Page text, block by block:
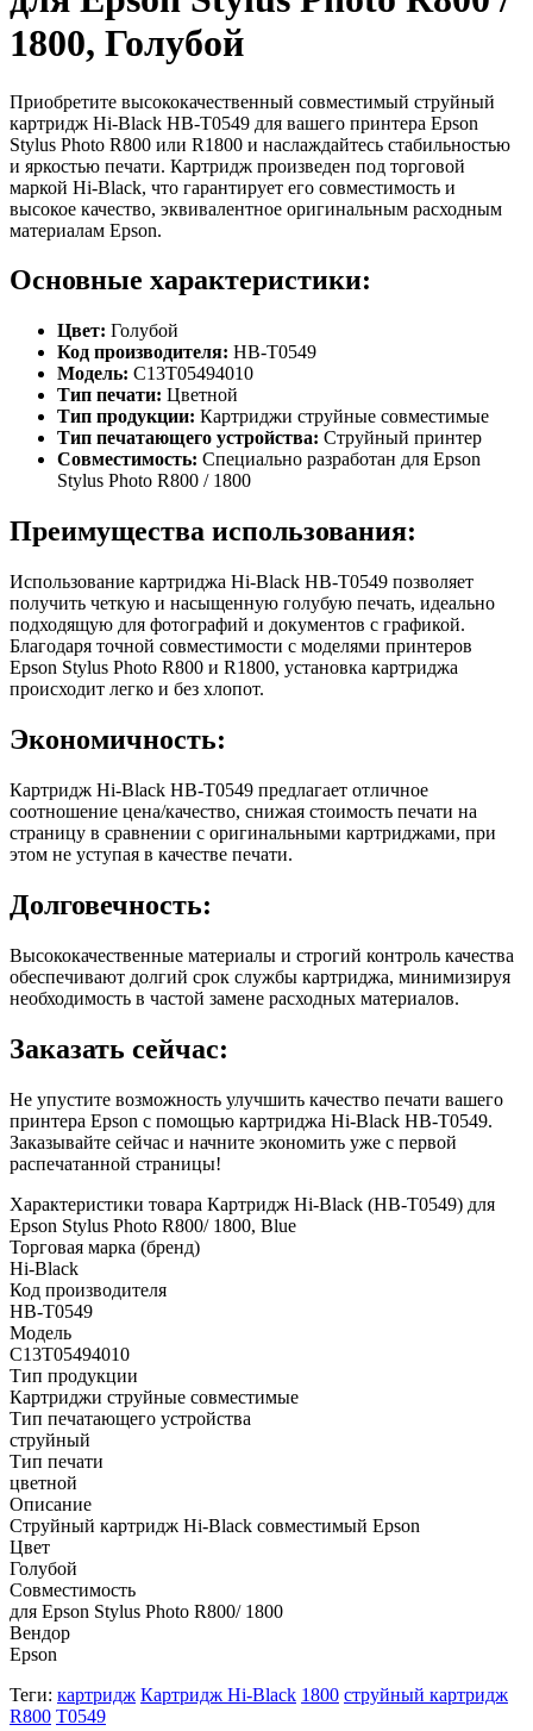
1800, Голубой
Приобретите высококачественный совместимый струйный
картридж Hi-Black HB-T0549 для вашего принтера Epson
Stylus Photo R800 или R1800 и наслаждайтесь стабильностью
и яркостью печати. Картридж произведен под торговой
маркой Hi-Black, что гарантирует его совместимость и
высокое качество, эквивалентное оригинальным расходным
материалам Epson.
Основные характеристики:
Цвет: Голубой
Код производителя: HB-T0549
Модель: C13T05494010
Тип печати: Цветной
Тип продукции: Картриджи струйные совместимые
Тип печатающего устройства: Струйный принтер
Совместимость: Специально разработан для Epson
Stylus Photo R800 / 1800
Преимущества использования:
Использование картриджа Hi-Black HB-T0549 позволяет
получить четкую и насыщенную голубую печать, идеально
подходящую для фотографий и документов с графикой.
Благодаря точной совместимости с моделями принтеров
Epson Stylus Photo R800 и R1800, установка картриджа
происходит легко и без хлопот.
Экономичность:
Картридж Hi-Black HB-T0549 предлагает отличное
соотношение цена/качество, снижая стоимость печати на
страницу в сравнении с оригинальными картриджами, при
этом не уступая в качестве печати.
Долговечность:
Высококачественные материалы и строгий контроль качества
обеспечивают долгий срок службы картриджа, минимизируя
необходимость в частой замене расходных материалов.
Заказать сейчас:
Не упустите возможность улучшить качество печати вашего
принтера Epson с помощью картриджа Hi-Black HB-T0549.
Заказывайте сейчас и начните экономить уже с первой
распечатанной страницы!
Характеристики товара Картридж Hi-Black (HB-T0549) для
Epson Stylus Photo R800/ 1800, Blue
Торговая марка (бренд)
Hi-Black
Код производителя
HB-T0549
Модель
C13T05494010
Тип продукции
Картриджи струйные совместимые
Тип печатающего устройства
струйный
Тип печати
цветной
Описание
Струйный картридж Hi-Black совместимый Epson
Цвет
Голубой
Совместимость
для Epson Stylus Photo R800/ 1800
Вендор
Epson
Теги: картридж Картридж Hi-Black 1800 струйный картридж
R800 T0549